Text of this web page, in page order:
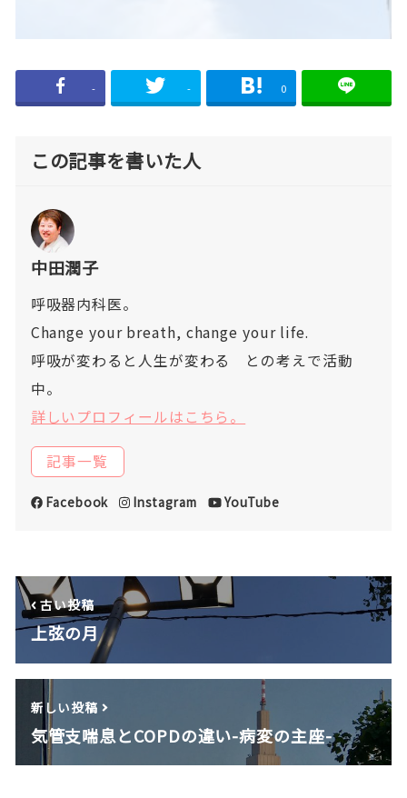
- - 0
この記事を書いた人
中田潤子
呼吸器内科医。
Change your breath, change your life.
呼吸が変わると人生が変わる との考えで活動
中。
詳しいプロフィールはこちら。
記事一覧
Facebook Instagram YouTube
古い投稿
上弦の月
新しい投稿
気管支喘息とCOPDの違い-病変の主座-